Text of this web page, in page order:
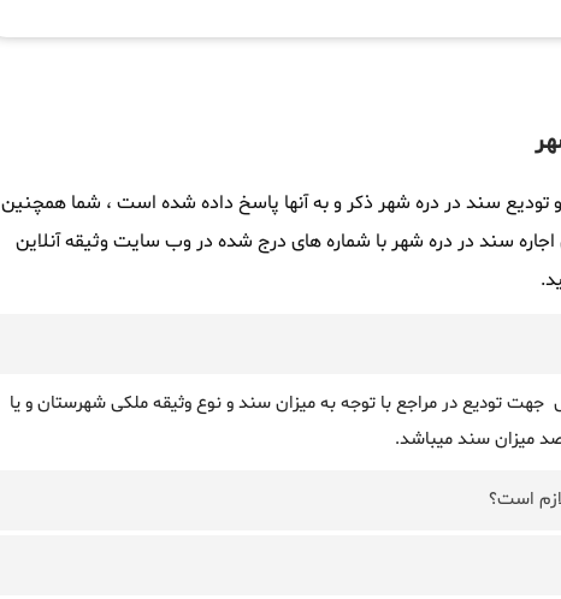
و تودیع سند در دره شهر ذکر و به آنها پاسخ داده شده است ، شما همچنین
سند در دره شهر با شماره های درج شده در وب سایت وثیقه آنلاین
تودیع در مراجع با توجه به میزان سند و نوع وثیقه ملکی شهرستان و یا
است؟